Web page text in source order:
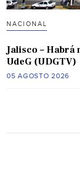
NACIONAL
Jalisco – Habrá
UdeG (UDGTV)
05 AGOSTO 2026